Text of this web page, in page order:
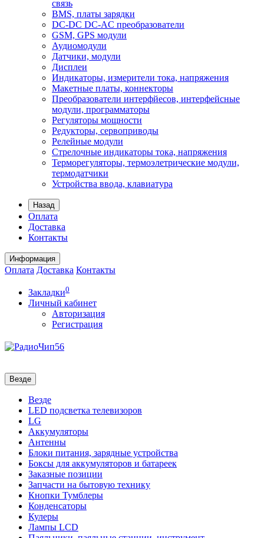
связь
BMS, платы зарядки
DC-DC DC-AC преобразователи
GSM, GPS модули
Аудиомодули
Датчики, модули
Дисплеи
Индикаторы, измерители тока, напряжения
Макетные платы, коннекторы
Преобразователи интерфйесов, интерфейсные
модули, программаторы
Регуляторы мощности
Редукторы, сервоприводы
Релейные модули
Стрелочные индикаторы тока, напряжения
Терморегуляторы, термоэлетрические модули,
термодатчики
Устройства ввода, клавиатура
Назад
Оплата
Доставка
Контакты
Информация
Оплата Доставка Контакты
Закладки0
Личный кабинет
Авторизация
Регистрация
Везде
Везде
LED подсветка телевизоров
LG
Аккумуляторы
Антенны
Блоки питания, зарядные устройства
Боксы для аккумуляторов и батареек
Заказные позиции
Запчасти на бытовую технику
Кнопки Тумблеры
Конденсаторы
Кулеры
Лампы LCD